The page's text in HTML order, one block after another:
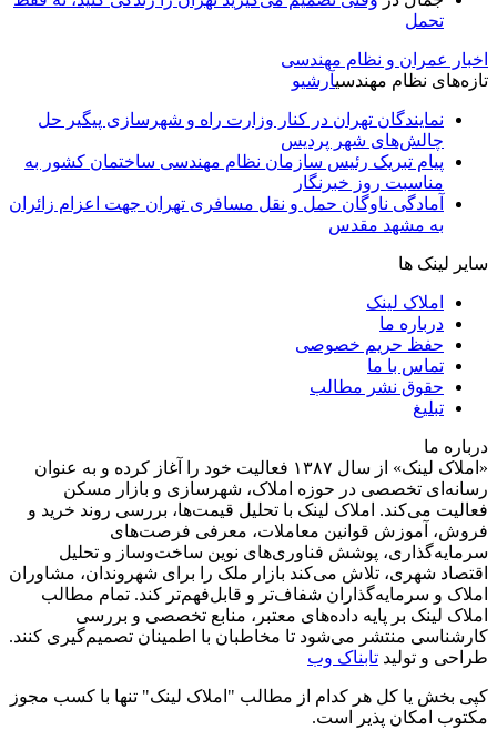
تحمل
اخبار عمران و نظام مهندسی
تازه‌های نظام مهندسیآرشیو
نمایندگان تهران در کنار وزارت راه و شهرسازی پیگیر حل
چالش‌های شهر پردیس
پیام تبریک رئیس سازمان نظام مهندسی ساختمان کشور به
مناسبت روز خبرنگار
آمادگی ناوگان حمل و نقل مسافری تهران جهت اعزام زائران
به مشهد مقدس
سایر لینک ها
املاک لینک
درباره ما
حفظ حریم خصوصی
تماس با ما
حقوق نشر مطالب
تبلیغ
درباره ما
«املاک لینک» از سال ۱۳۸۷ فعالیت خود را آغاز کرده و به عنوان
رسانه‌ای تخصصی در حوزه املاک، شهرسازی و بازار مسکن
فعالیت می‌کند. املاک لینک با تحلیل قیمت‌ها، بررسی روند خرید و
فروش، آموزش قوانین معاملات، معرفی فرصت‌های
سرمایه‌گذاری، پوشش فناوری‌های نوین ساخت‌وساز و تحلیل
اقتصاد شهری، تلاش می‌کند بازار ملک را برای شهروندان، مشاوران
املاک و سرمایه‌گذاران شفاف‌تر و قابل‌فهم‌تر کند. تمام مطالب
املاک لینک بر پایه داده‌های معتبر، منابع تخصصی و بررسی
کارشناسی منتشر می‌شود تا مخاطبان با اطمینان تصمیم‌گیری کنند.
طراحی و تولید تابناک وب
کپی بخش یا کل هر کدام از مطالب "املاک لینک" تنها با کسب مجوز
مکتوب امکان پذیر است.